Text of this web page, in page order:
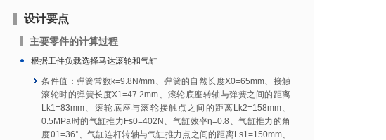
设计要点
主要零件的计算过程
根据工件负载选择马达滚轮和气缸
条件值：弹簧常数k=9.8N/mm、弹簧的自然长度X0=65mm、接触
滚轮时的弹簧长度X1=47.2mm、滚轮底座转轴与弹簧之间的距离
Lk1=83mm、滚轮底座与滚轮接触点之间的距离Lk2=158mm、
0.5MPa时的气缸推力Fs0=402N、气缸效率η=0.8、气缸推力的角
度θ1=36°、气缸连杆转轴与气缸推力点之间的距离Ls1=150mm、